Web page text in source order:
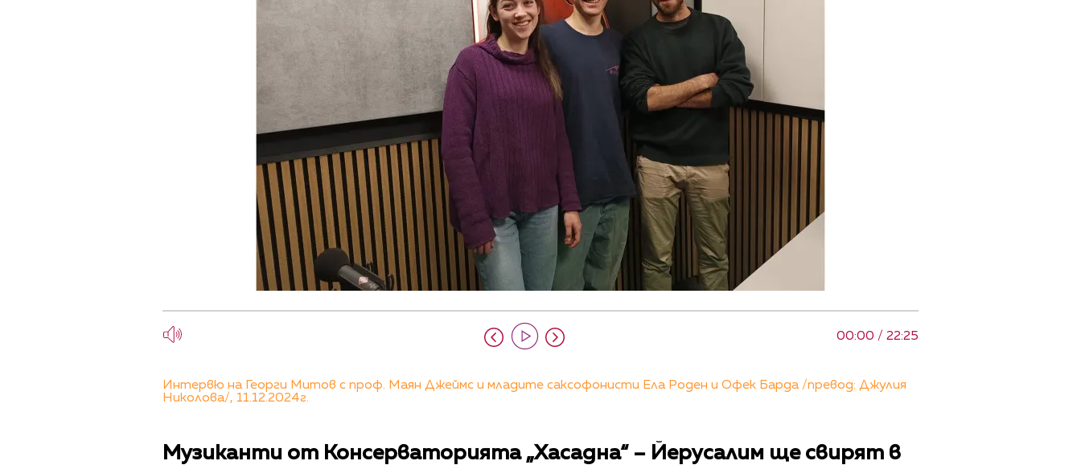
00:00 / 22:25
Интервю на Георги Митов с проф. Маян Джеймс и младите саксофонисти Ела Роден и Офек Барда /превод: Джулия
Николова/, 11.12.2024г.
Музиканти от Консерваторията „Хасадна“ – Йерусалим ще свирят в